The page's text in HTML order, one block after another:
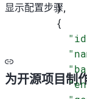
      },
      {
显示配置步骤
为开源项目制